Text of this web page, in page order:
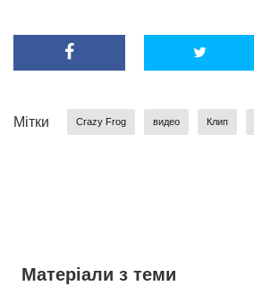
Мітки Crazy Frog видео Клип
Матеріали з теми